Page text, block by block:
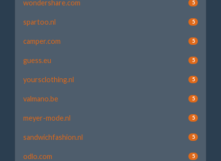
wondershare.com 5
spartoo.nl 5
camper.com 5
guess.eu 5
yoursclothing.nl 5
valmano.be 5
meyer-mode.nl 5
sandwichfashion.nl 5
odlo.com 5